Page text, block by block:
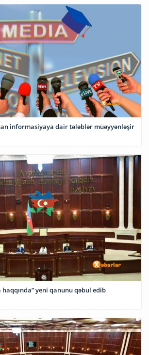
informasiyaya dair tələblər müəyyənləşir
yeni qanunu qəbul edib